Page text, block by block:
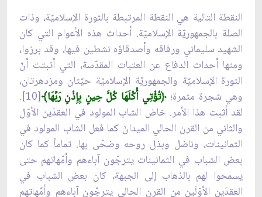
النقطة التالية هي النقطة المرتبطة بالثورة الإسلاميّة، وذات
الصلة بالجمهوريّة الإسلاميّة. أحداث هذه الأعوام التي كان
الشهيد سليماني ورفاقه وأصدقاؤه نشطين فيها، وقد برزوا،
ومنها أحداث الدفاع عن العتبات المقدّسة، التي أثبتت أنّ
الثورة الإسلاميّة والجمهوريّة الإسلاميّة حيّتان ومزدهرتان،
وهي شجرة مثمرة؛﴿تُؤْتِي أُكُلَهَا كُلَّ حِينٍ بِإِذْنِ رَبِّهَا﴾
[10].
لقد أثبت هذا الأمر. خاض الشاب المولود في العقدَين الأوّل
والثاني من القرن الحالي الميدانَ كما فعل الشاب المولود في
الثمانينات، وناضل وبذل روحه وضحّى بها. تماماً كما كان
بعض الشباب في الثمانينات يترجّون آباءهم وأمّهاتهم حتى
يسمحوا لهم بالذهاب إلى الجبهة، كان بعض الشباب في
العقدَين الأوّلَين من القرن الحالي يترجّون آباءهم وأمّهاتهم